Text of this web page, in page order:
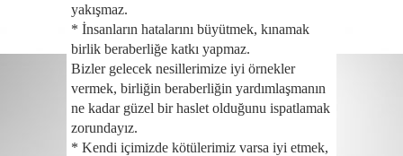
yakışmaz.
* İnsanların hatalarını büyütmek, kınamak
birlik beraberliğe katkı yapmaz.
Bizler gelecek nesillerimize iyi örnekler
vermek, birliğin beraberliğin yardımlaşmanın
ne kadar güzel bir haslet olduğunu ispatlamak
zorundayız.
* Kendi içimizde kötülerimiz varsa iyi etmek,